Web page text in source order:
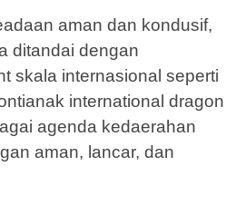
aman dan kondusif,
ditandai dengan
skala internasional seperti
international dragon
agenda kedaerahan
aman, lancar, dan